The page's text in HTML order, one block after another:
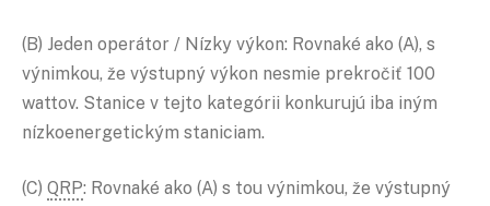
(B) Jeden operátor / Nízky výkon: Rovnaké ako (A), s
výnimkou, že výstupný výkon nesmie prekročiť 100
wattov. Stanice v tejto kategórii konkurujú iba iným
nízkoenergetickým staniciam.
(C) QRP: Rovnaké ako (A) s tou výnimkou, že výstupný